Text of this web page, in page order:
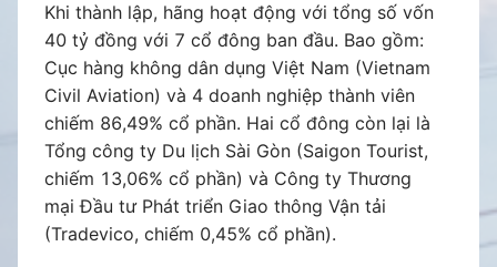
hóa mạng lưới đường bay, những thủ tục đặt
chỗ cũng như tính năng dành cho khách hàng.
Sau khi tái cơ cấu, Pacific Airlines dự kiến khai
thác đội bay 40 chiếc máy bay vào năm 2025,
nếu tình hình kinh doanh thuận lợi. Lãnh đạo
hãng hàng không cũng khẳng định doanh
nghiệp sẽ tiếp tục hoạt động dưới mô hình
công ty độc lập, nhưng vẫn là một phần không
Khi thành lập, hãng hoạt động với tổng số vốn
40 tỷ đồng với 7 cổ đông ban đầu. Bao gồm:
Cục hàng không dân dụng Việt Nam (Vietnam
Civil Aviation) và 4 doanh nghiệp thành viên
chiếm 86,49% cổ phần. Hai cổ đông còn lại là
Tổng công ty Du lịch Sài Gòn (Saigon Tourist,
chiếm 13,06% cổ phần) và Công ty Thương
mại Đầu tư Phát triển Giao thông Vận tải
(Tradevico, chiếm 0,45% cổ phần).